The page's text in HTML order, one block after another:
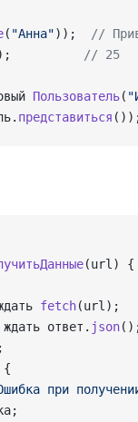
( "Анна"));
//
// 25
Пользователь(
представиться
(url) {
fetch(url);
ждать ответ. json
{
при